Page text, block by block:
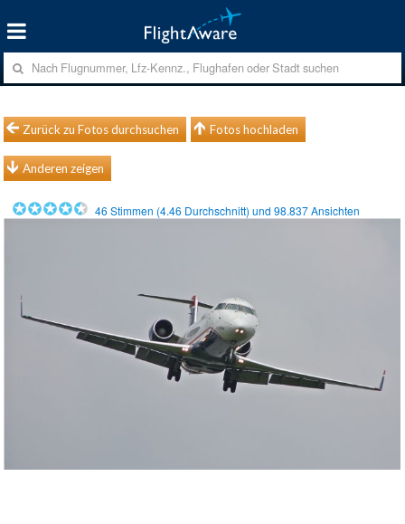
Zurück zu Fotos durchsuchen Fotos hochladen
Anderen zeigen
46 Stimmen (4.46 Durchschnitt) und98.837Ansichten